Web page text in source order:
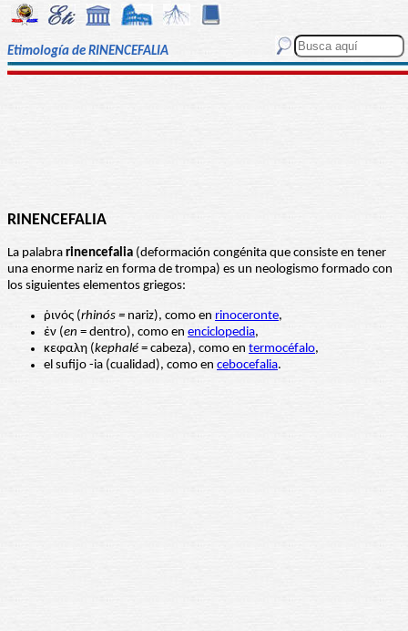
Etimología de RINENCEFALIA
RINENCEFALIA
La palabra rinencefalia (deformación congénita que consiste en tener
una enorme nariz en forma de trompa) es un neologismo formado con
los siguientes elementos griegos:
ῥινός (rhinós = nariz), como en rinoceronte,
ἐν (en = dentro), como en enciclopedia,
κεφαλη (kephalé = cabeza), como en termocéfalo,
el sufijo -ia (cualidad), como en cebocefalia.